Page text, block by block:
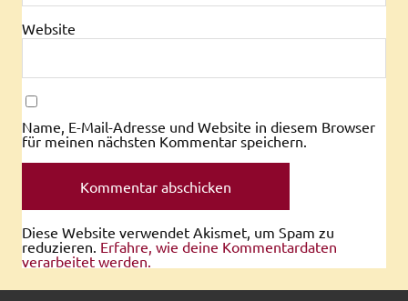
Website
Name, E-Mail-Adresse und Website in diesem Browser
für meinen nächsten Kommentar speichern.
Diese Website verwendet Akismet, um Spam zu
reduzieren. Erfahre, wie deine Kommentardaten
verarbeitet werden.